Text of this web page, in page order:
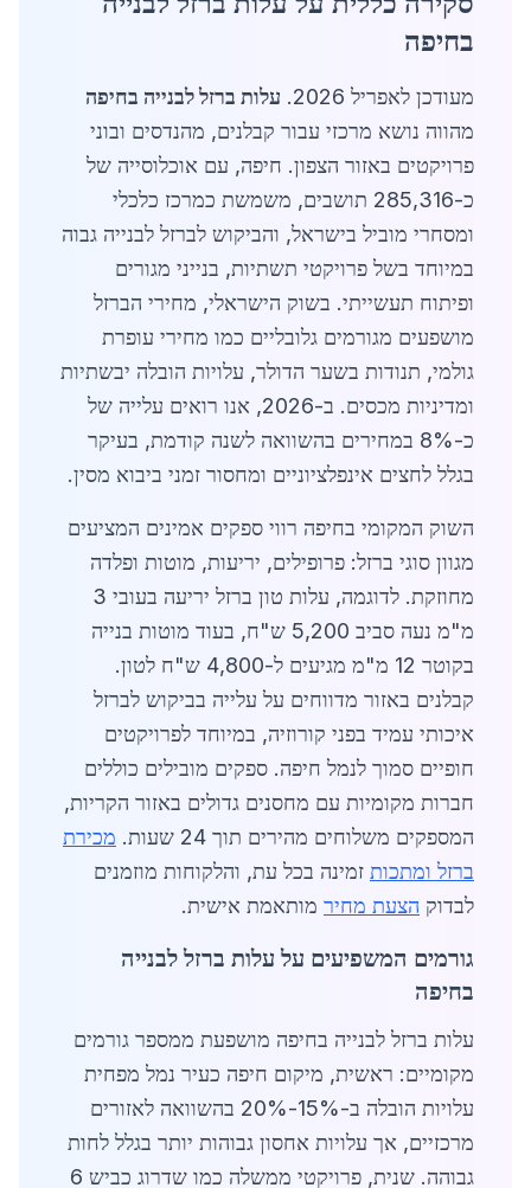
בחיפה
מעודכן לאפריל 2026.
עלות ברזל לבנייה בחיפה
מהווה נושא מרכזי עבור קבלנים, מהנדסים ובוני
פרויקטים באזור הצפון. חיפה, עם אוכלוסייה של
כ-285,316 תושבים, משמשת כמרכז כלכלי
ומסחרי מוביל בישראל, והביקוש לברזל לבנייה גבוה
במיוחד בשל פרויקטי תשתיות, בנייני מגורים
ופיתוח תעשייתי. בשוק הישראלי, מחירי הברזל
מושפעים מגורמים גלובליים כמו מחירי עופרת
גולמי, תנודות בשער הדולר, עלויות הובלה יבשתיות
ומדיניות מכסים. ב-2026, אנו רואים עלייה של
כ-8% במחירים בהשוואה לשנה קודמת, בעיקר
בגלל לחצים אינפלציוניים ומחסור זמני ביבוא מסין.
השוק המקומי בחיפה רווי ספקים אמינים המציעים
מגוון סוגי ברזל: פרופילים, יריעות, מוטות ופלדה
מחוזקת. לדוגמה, עלות טון ברזל יריעה בעובי 3
מ"מ נעה סביב 5,200 ש"ח, בעוד מוטות בנייה
בקוטר 12 מ"מ מגיעים ל-4,800 ש"ח לטון.
קבלנים באזור מדווחים על עלייה בביקוש לברזל
איכותי עמיד בפני קורוזיה, במיוחד לפרויקטים
חופיים סמוך לנמל חיפה. ספקים מובילים כוללים
חברות מקומיות עם מחסנים גדולים באזור הקריות,
המספקים משלוחים מהירים תוך 24 שעות.
מכירת
ברזל ומתכות זמינה בכל עת, והלקוחות מוזמנים
לבדוק הצעת מחיר מותאמת אישית.
גורמים המשפיעים על עלות ברזל לבנייה
בחיפה
עלות ברזל לבנייה בחיפה מושפעת ממספר גורמים
מקומיים: ראשית, מיקום חיפה כעיר נמל מפחית
עלויות הובלה ב-15%-20% בהשוואה לאזורים
מרכזיים, אך עלויות אחסון גבוהות יותר בגלל לחות
גבוהה. שנית, פרויקטי ממשלה כמו שדרוג כביש 6